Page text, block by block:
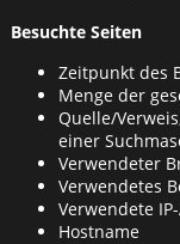
Besuchte Seiten
Zeitpunkt des
Menge der
Quelle/
einer
Verwendeter
Verwendetes
Verwendete
Hostname